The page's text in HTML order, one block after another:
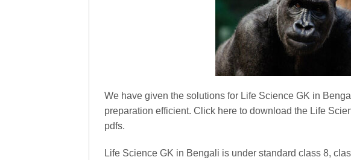
We have given the solutions for Life Science GK in
preparation efficient. Click here to download the Life
pdfs.
Life Science GK in Bengali is under standard class 8,